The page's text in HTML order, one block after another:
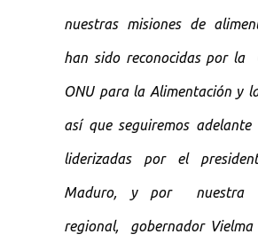
nuestras misiones de
han sido reconocidas por la
ONU para la Alimentación y
así que seguiremos
liderizadas por el
Maduro, y por nuestra
regional, gobernador Vielma